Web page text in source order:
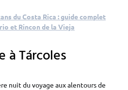
du Costa Rica : guide complet
et Rincon de la Vieja
à Tárcoles
nuit du voyage aux alentours de